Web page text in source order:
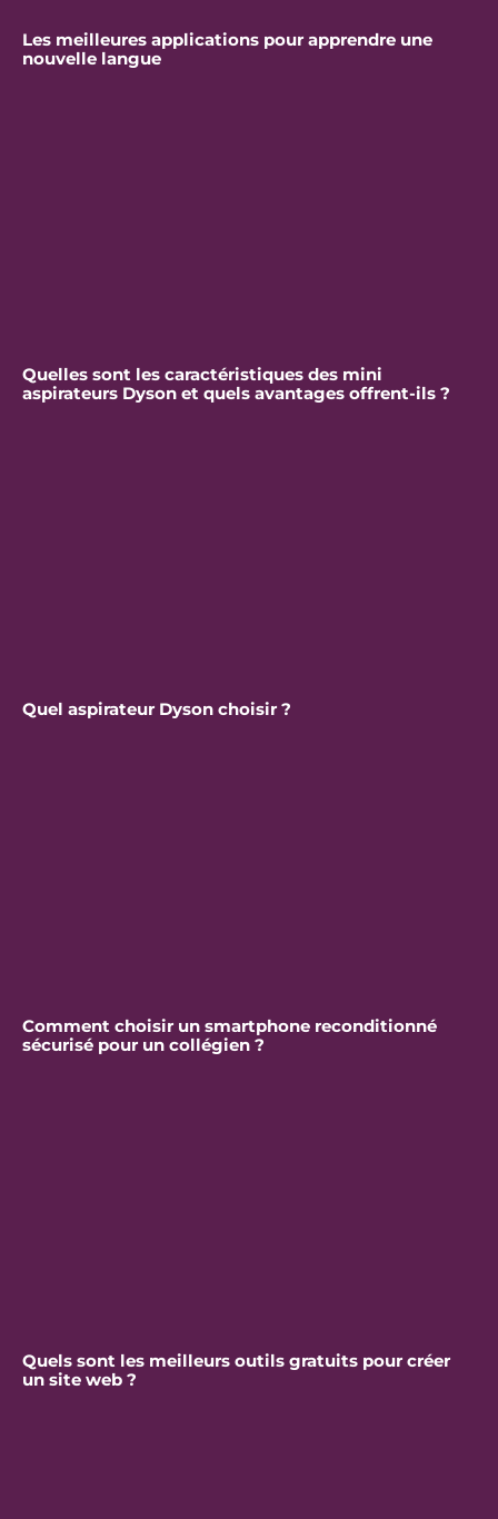
Les meilleures applications pour apprendre une
nouvelle langue
Quelles sont les caractéristiques des mini
aspirateurs Dyson et quels avantages offrent-ils ?
Quel aspirateur Dyson choisir ?
Comment choisir un smartphone reconditionné
sécurisé pour un collégien ?
Quels sont les meilleurs outils gratuits pour créer
un site web ?